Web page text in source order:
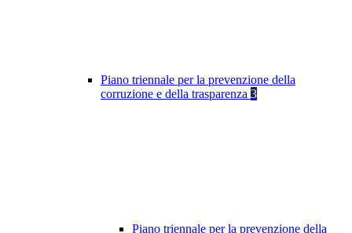
Piano triennale per la prevenzione della
corruzione e della trasparenza 3
Piano triennale per la prevenzione della